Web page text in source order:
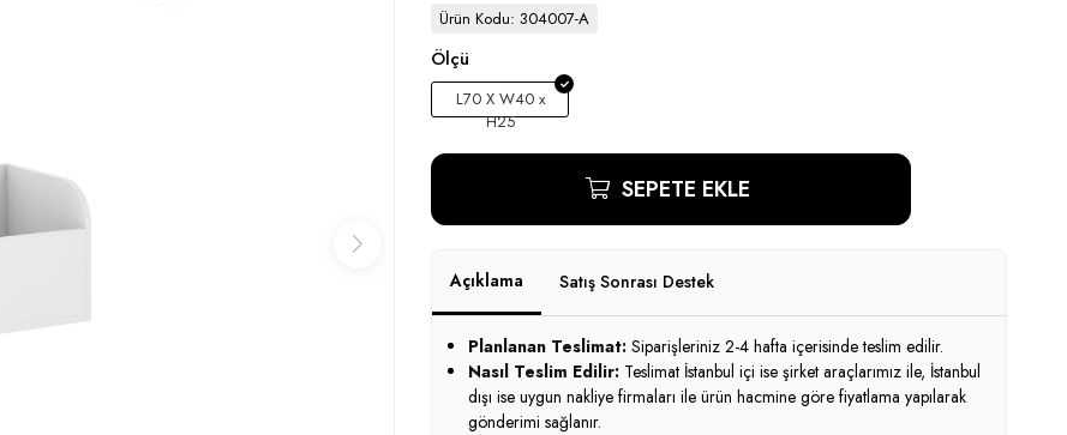
Ürün Kodu: 304007-A
Ölçü
L70 X W40 x
H25
SEPETE EKLE
Açıklama Satış Sonrası Destek
Planlanan Teslimat: Siparişleriniz 2-4 hafta içerisinde teslim edilir.
Nasıl Teslim Edilir: Teslimat İstanbul içi ise şirket araçlarımız ile, İstanbul
dışı ise uygun nakliye firmaları ile ürün hacmine göre fiyatlama yapılarak
gönderimi sağlanır.